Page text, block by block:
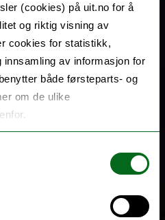
(cookies) på uit.no for å
og riktig visning av
cookies for statistikk,
innsamling av informasjon for
både førsteparts- og
om de ulike